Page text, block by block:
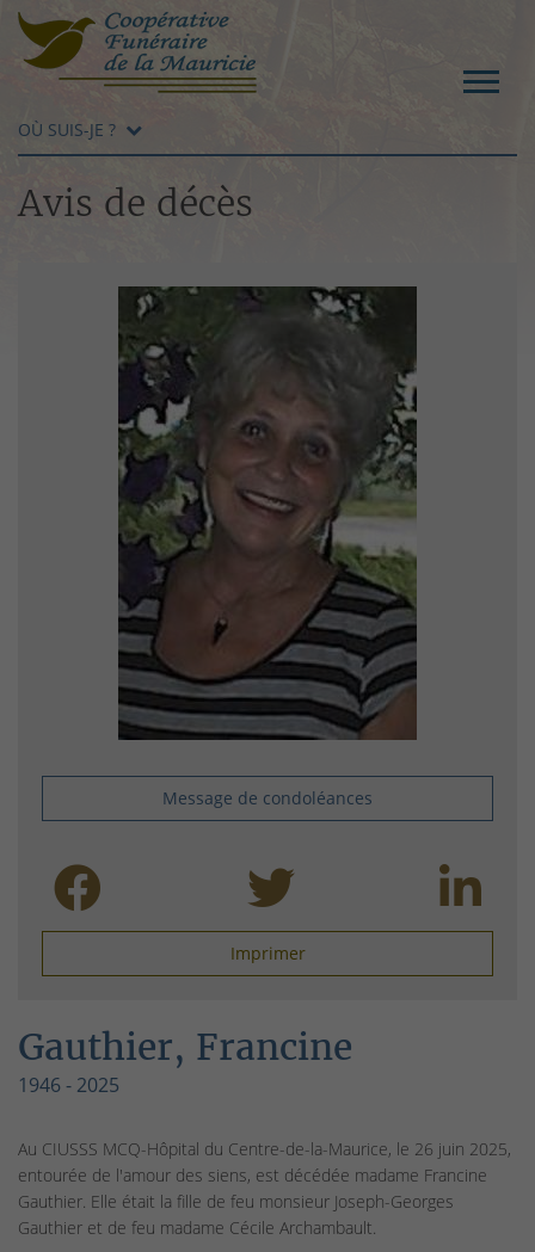
OÙ SUIS-JE ?
Avis de décès
Message de condoléances
Imprimer
Gauthier, Francine
1946 - 2025
Au CIUSSS MCQ-Hôpital du Centre-de-la-Maurice, le 26 juin 2025,
entourée de l'amour des siens, est décédée madame Francine
Gauthier. Elle était la fille de feu monsieur Joseph-Georges
Gauthier et de feu madame Cécile Archambault.